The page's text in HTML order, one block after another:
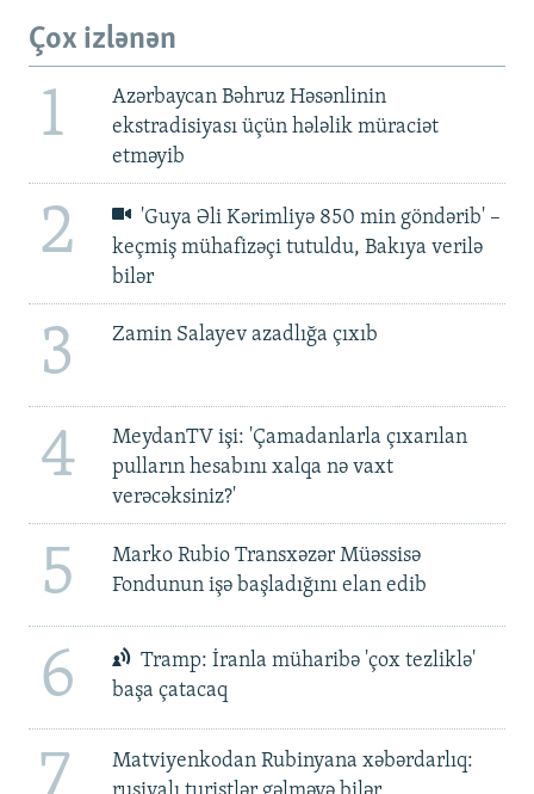
Çox izlənən
1
Azərbaycan Bəhruz Həsənlinin
ekstradisiyası üçün hələlik müraciət
etməyib
2
'Guya Əli Kərimliyə 850 min göndərib' –
keçmiş mühafizəçi tutuldu, Bakıya verilə
bilər
3 Zamin Salayev azadlığa çıxıb
4
MeydanTV işi: 'Çamadanlarla çıxarılan
pulların hesabını xalqa nə vaxt
verəcəksiniz?'
5
Marko Rubio Transxəzər Müəssisə
Fondunun işə başladığını elan edib
6
Tramp: İranla müharibə 'çox tezliklə'
başa çatacaq
Matviyenkodan Rubinyana xəbərdarlıq: